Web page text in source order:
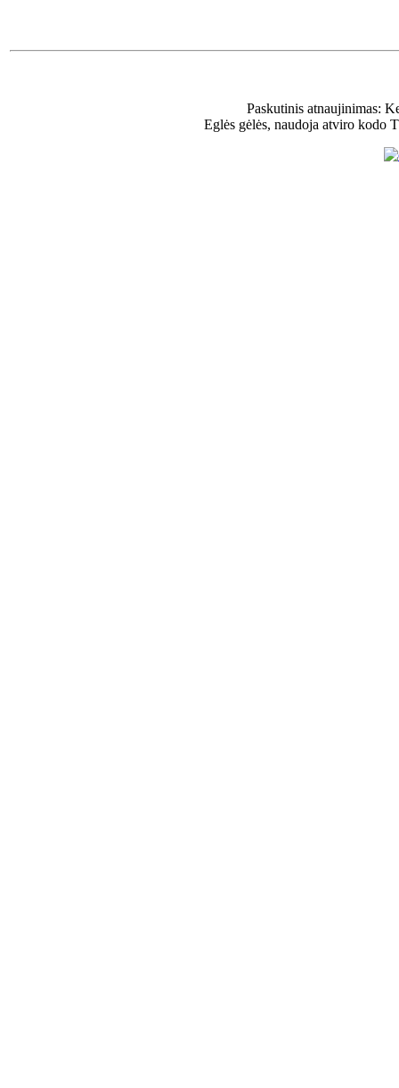
Paskutinis atnaujinimas:
Eglės gėlės, naudoja atviro kodo